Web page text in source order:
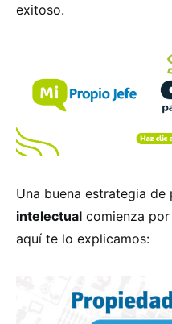
exitoso.
Una buena estrategia
intelectual comienza
aquí te lo explicamos: